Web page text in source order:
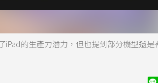
iPad的生產力潛力，但也提到部分機型還是